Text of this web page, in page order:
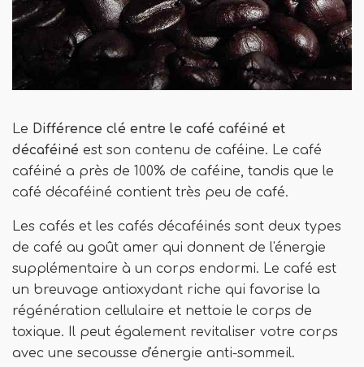
Le Différence clé entre le café caféiné et
décaféiné est son contenu de caféine. Le café
caféiné a près de 100% de caféine, tandis que le
café décaféiné contient très peu de café.
Les cafés et les cafés décaféinés sont deux types
de café au goût amer qui donnent de l'énergie
supplémentaire à un corps endormi. Le café est
un breuvage antioxydant riche qui favorise la
régénération cellulaire et nettoie le corps de
toxique. Il peut également revitaliser votre corps
avec une secousse d'énergie anti-sommeil.